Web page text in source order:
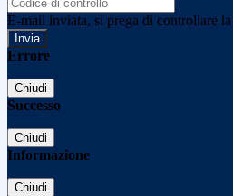
E-mail inviata, si prega di controllare
Errore
Chiudi
Successo
Chiudi
Informazione
Chiudi